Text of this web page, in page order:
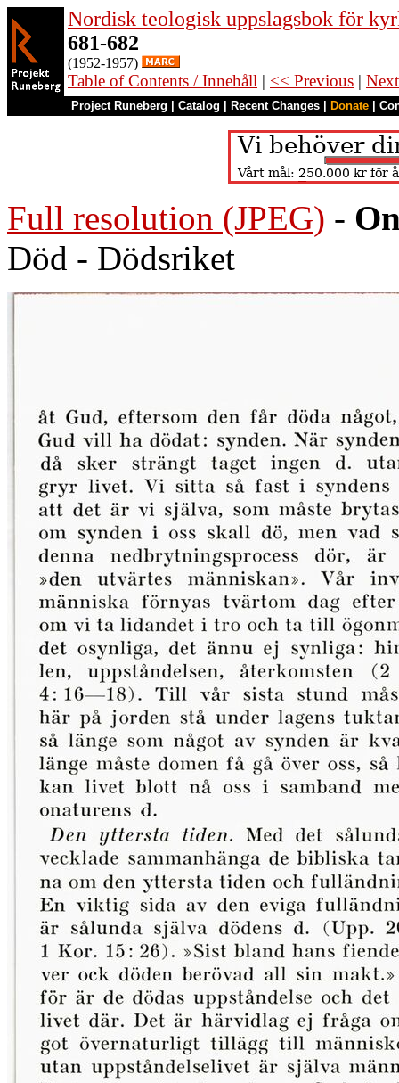
Nordisk teologisk uppslagsbok för
681-682
(1952-1957)
Table of Contents / Innehåll | << Previous |
Project Runeberg Catalog Recent Changes Donate
Full resolution (JPEG) -
Död - Dödsriket